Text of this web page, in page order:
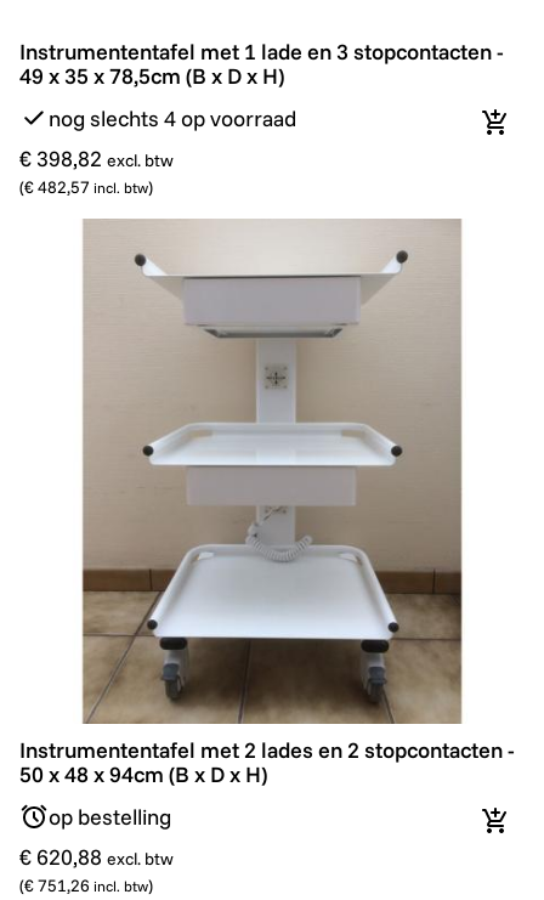
Instrumententafel met 1 lade en 3 stopcontacten - 49
Instrumententafel met 1 lade en 3 stopcontacten -
49 x 35 x 78,5cm (B x D x H)
nog slechts 4 op voorraad
€ 398,82 excl. btw
(€ 482,57 incl. btw)
In
Instrumententafel met 2 lades en 2 stopcontacten - 50
Instrumententafel met 2 lades en 2 stopcontacten -
50 x 48 x 94cm (B x D x H)
op bestelling
€ 620,88 excl. btw
(€ 751,26 incl. btw)
In